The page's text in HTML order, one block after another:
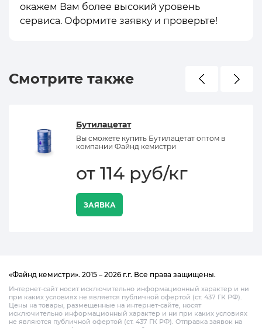
окажем Вам более высокий уровень
сервиса. Оформите заявку и проверьте!
Смотрите также
Бутилацетат
Вы сможете купить Бутилацетат оптом в
компании Файнд кемистри
от 114 руб/кг
ЗАЯВКА
«Файнд кемистри». 2015 – 2026 г.г. Все права защищены.
Интернет-сайт носит исключительно информационный характер и ни
при каких условиях не является публичной офертой (ст. 437 ГК РФ).
Цены на товары, размещенные на интернет-сайте, носят
исключительно информационный характер и ни при каких условиях
не являются публичной офертой (ст. 437 ГК РФ). Отправка заявок на